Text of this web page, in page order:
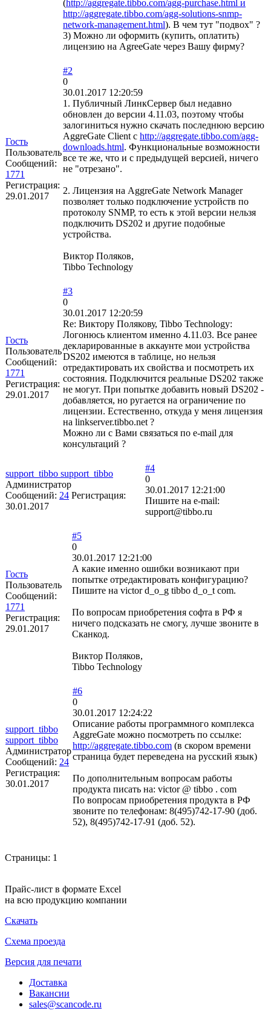
(http://aggregate.tibbo.com/agg-purchase.html и
http://aggregate.tibbo.com/agg-solutions-snmp-
network-management.html). В чем тут "подвох" ?
3) Можно ли оформить (купить, оплатить)
лицензию на AgreeGate через Вашу фирму?
Гость
Пользователь
Сообщений:
1771
Регистрация:
29.01.2017
#2
0
30.01.2017 12:20:59
1. Публичный ЛинкСервер был недавно
обновлен до версии 4.11.03, поэтому чтобы
залогиниться нужно скачать последнюю версию
AggreGate Client с http://aggregate.tibbo.com/agg-
downloads.html. Функциональные возможности
все те же, что и с предыдущей версией, ничего
не "отрезано".
2. Лицензия на AggreGate Network Manager
позволяет только подключение устройств по
протоколу SNMP, то есть к этой версии нельзя
подключить DS202 и другие подобные
устройства.
Виктор Поляков,
Tibbo Technology
Гость
Пользователь
Сообщений:
1771
Регистрация:
29.01.2017
#3
0
30.01.2017 12:20:59
Re: Виктору Полякову, Tibbo Technology:
Логонюсь клиентом именно 4.11.03. Все ранее
декларированные в аккаунте мои устройства
DS202 имеются в таблице, но нельзя
отредактировать их свойства и посмотреть их
состояния. Подключится реальные DS202 также
не могут. При попытке добавить новый DS202 -
добавляется, но ругается на ограничение по
лицензии. Естественно, откуда у меня лицензия
на linkserver.tibbo.net ?
Можно ли с Вами связаться по e-mail для
консультаций ?
support_tibbo support_tibbo
Администратор
Сообщений: 24 Регистрация:
30.01.2017
#4
0
30.01.2017 12:21:00
Пишите на e-mail:
support@tibbo.ru
Гость
Пользователь
Сообщений:
1771
Регистрация:
29.01.2017
#5
0
30.01.2017 12:21:00
А какие именно ошибки возникают при
попытке отредактировать конфигурацию?
Пишите на victor d_o_g tibbo d_o_t com.
По вопросам приобретения софта в РФ я
ничего подсказать не смогу, лучше звоните в
Сканкод.
Виктор Поляков,
Tibbo Technology
support_tibbo
support_tibbo
Администратор
Сообщений: 24
Регистрация:
30.01.2017
#6
0
30.01.2017 12:24:22
Описание работы программного комплекса
AggreGate можно посмотреть по ссылке:
http://aggregate.tibbo.com (в скором времени
страница будет переведена на русский язык)
По дополнительным вопросам работы
продукта писать на: victor @ tibbo . com
По вопросам приобретения продукта в РФ
звоните по телефонам: 8(495)742-17-90 (доб.
52), 8(495)742-17-91 (доб. 52).
Страницы: 1
Прайс-лист в формате Excel
на всю продукцию компании
Скачать
Схема проезда
Версия для печати
Доставка
Вакансии
sales@scancode.ru